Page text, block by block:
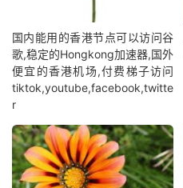
国内能用的香港节点可以访问谷
歌,稳定的Hongkong加速器,国外
便宜的香港机场,付费梯子访问
tiktok,youtube,facebook,twitte
r